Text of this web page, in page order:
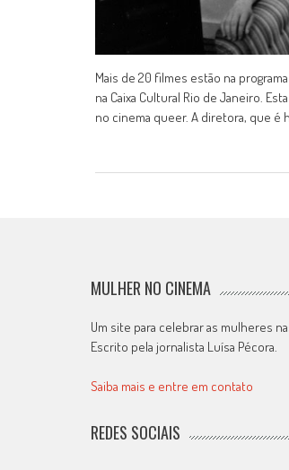
Mais de 20 filmes estão na
na Caixa Cultural Rio de Janeiro.
no cinema queer. A diretora, que
MULHER NO CINEMA
Um site para celebrar as mulheres
Escrito pela jornalista Luísa Pécora.
Saiba mais e entre em contato
REDES SOCIAIS